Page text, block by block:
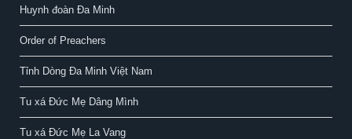
Huynh đoàn Đa Minh
Order of Preachers
Tỉnh Dòng Đa Minh Việt Nam
Tu xá Đức Mẹ Dâng Mình
Tu xá Đức Mẹ La Vang